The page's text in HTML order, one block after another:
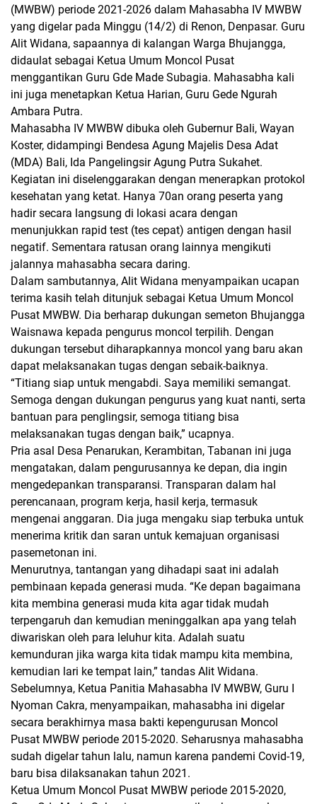
(MWBW) periode 2021-2026 dalam Mahasabha IV MWBW
yang digelar pada Minggu (14/2) di Renon, Denpasar. Guru
Alit Widana, sapaannya di kalangan Warga Bhujangga,
didaulat sebagai Ketua Umum Moncol Pusat
menggantikan Guru Gde Made Subagia. Mahasabha kali
ini juga menetapkan Ketua Harian, Guru Gede Ngurah
Ambara Putra.
Mahasabha IV MWBW dibuka oleh Gubernur Bali, Wayan
Koster, didampingi Bendesa Agung Majelis Desa Adat
(MDA) Bali, Ida Pangelingsir Agung Putra Sukahet.
Kegiatan ini diselenggarakan dengan menerapkan protokol
kesehatan yang ketat. Hanya 70an orang peserta yang
hadir secara langsung di lokasi acara dengan
menunjukkan rapid test (tes cepat) antigen dengan hasil
negatif. Sementara ratusan orang lainnya mengikuti
jalannya mahasabha secara daring.
Dalam sambutannya, Alit Widana menyampaikan ucapan
terima kasih telah ditunjuk sebagai Ketua Umum Moncol
Pusat MWBW. Dia berharap dukungan semeton Bhujangga
Waisnawa kepada pengurus moncol terpilih. Dengan
dukungan tersebut diharapkannya moncol yang baru akan
dapat melaksanakan tugas dengan sebaik-baiknya.
“Titiang siap untuk mengabdi. Saya memiliki semangat.
Semoga dengan dukungan pengurus yang kuat nanti, serta
bantuan para penglingsir, semoga titiang bisa
melaksanakan tugas dengan baik,” ucapnya.
Pria asal Desa Penarukan, Kerambitan, Tabanan ini juga
mengatakan, dalam pengurusannya ke depan, dia ingin
mengedepankan transparansi. Transparan dalam hal
perencanaan, program kerja, hasil kerja, termasuk
mengenai anggaran. Dia juga mengaku siap terbuka untuk
menerima kritik dan saran untuk kemajuan organisasi
pasemetonan ini.
Menurutnya, tantangan yang dihadapi saat ini adalah
pembinaan kepada generasi muda. “Ke depan bagaimana
kita membina generasi muda kita agar tidak mudah
terpengaruh dan kemudian meninggalkan apa yang telah
diwariskan oleh para leluhur kita. Adalah suatu
kemunduran jika warga kita tidak mampu kita membina,
kemudian lari ke tempat lain,” tandas Alit Widana.
Sebelumnya, Ketua Panitia Mahasabha IV MWBW, Guru I
Nyoman Cakra, menyampaikan, mahasabha ini digelar
secara berakhirnya masa bakti kepengurusan Moncol
Pusat MWBW periode 2015-2020. Seharusnya mahasabha
sudah digelar tahun lalu, namun karena pandemi Covid-19,
baru bisa dilaksanakan tahun 2021.
Ketua Umum Moncol Pusat MWBW periode 2015-2020,